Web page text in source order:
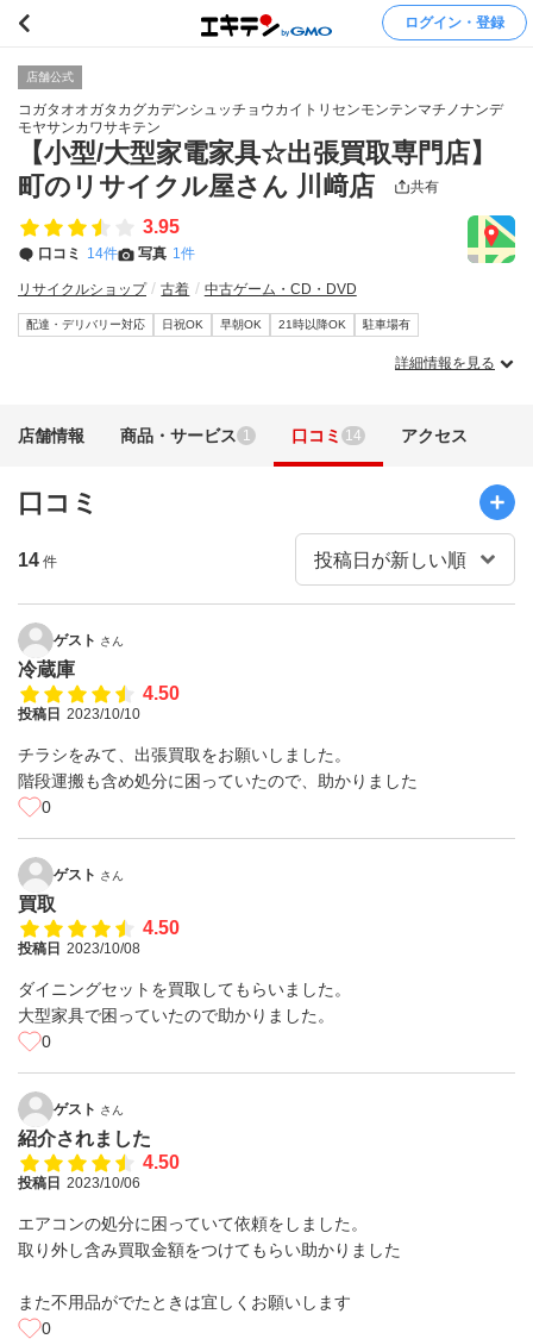
ログイン・登録
店舗公式
コガタオオガタカグカデンシュッチョウカイトリセンモンテンマチノナンデ
モヤサンカワサキテン
【小型/大型家電家具☆出張買取専門店】
町のリサイクル屋さん 川﨑店
共有
3.95
口コミ 14件 写真 1件
リサイクルショップ 古着 中古ゲーム・CD・DVD
配達・デリバリー対応 日祝OK 早朝OK 21時以降OK 駐車場有
詳細情報を見る
店舗情報 商品・サービス 1 口コミ 14 アクセス
口コミ
14 件
ゲスト さん
冷蔵庫
4.50
投稿日 2023/10/10
チラシをみて、出張買取をお願いしました。
階段運搬も含め処分に困っていたので、助かりました
0
ゲスト さん
買取
4.50
投稿日 2023/10/08
ダイニングセットを買取してもらいました。
大型家具で困っていたので助かりました。
0
ゲスト さん
紹介されました
4.50
投稿日 2023/10/06
エアコンの処分に困っていて依頼をしました。
取り外し含み買取金額をつけてもらい助かりました
また不用品がでたときは宜しくお願いします
0